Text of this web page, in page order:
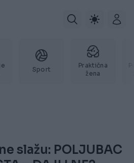
Sport
Praktična
žena
slažu: POLJUBAC